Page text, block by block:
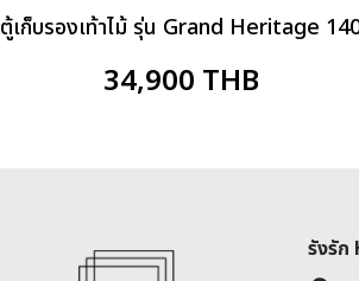
ตู้เก็บรองเท้าไม้ รุ่น Grand Heritage
34,900 THB
รังรัก